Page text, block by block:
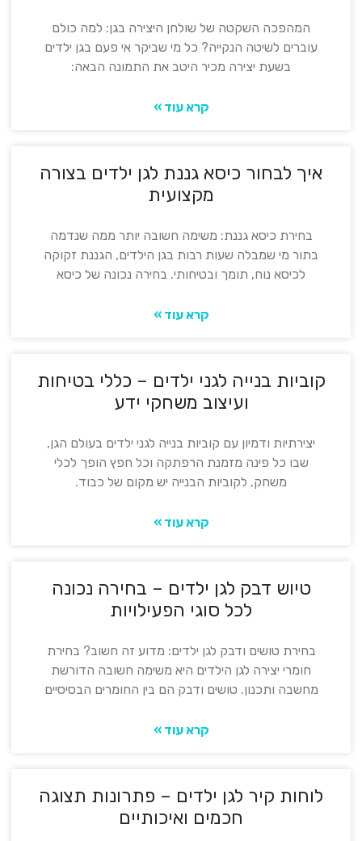
המהפכה השקטה של שולחן היצירה בגן: למה כולם
עוברים לשיטה הנקייה? כל מי שביקר אי פעם בגן ילדים
בשעת יצירה מכיר היטב את התמונה הבאה:
קרא עוד »
איך לבחור כיסא גננת לגן ילדים בצורה
מקצועית
בחירת כיסא גננת: משימה חשובה יותר ממה שנדמה
בתור מי שמבלה שעות רבות בגן הילדים, הגננת זקוקה
לכיסא נוח, תומך ובטיחותי. בחירה נכונה של כיסא
קרא עוד »
קוביות בנייה לגני ילדים – כללי בטיחות
ועיצוב משחקי ידע
יצירתיות ודמיון עם קוביות בנייה לגני ילדים בעולם הגן,
שבו כל פינה מזמנת הרפתקה וכל חפץ הופך לכלי
משחק, לקוביות הבנייה יש מקום של כבוד.
קרא עוד »
טיוש דבק לגן ילדים – בחירה נכונה
לכל סוגי הפעילויות
בחירת טושים ודבק לגן ילדים: מדוע זה חשוב? בחירת
חומרי יצירה לגן הילדים היא משימה חשובה הדורשת
מחשבה ותכנון. טושים ודבק הם בין החומרים הבסיסיים
קרא עוד »
לוחות קיר לגן ילדים – פתרונות תצוגה
חכמים ואיכותיים